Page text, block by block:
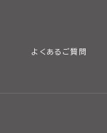
よくあるご質問